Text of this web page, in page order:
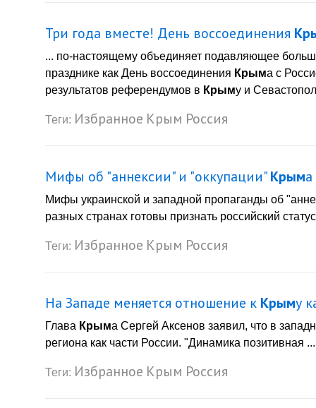
Три года вместе! День воссоединения
... по-настоящему объединяет подавляющее
празднике как День воссоединения Крыма с
результатов референдумов в Крыму и
Теги: Избранное Крым Россия
Мифы об "аннексии" и "оккупации"Крым
Мифы украинской и западной пропаганды об
разных странах готовы признать российский
Теги: Избранное Крым Россия
На Западе меняется отношение к Крыму
Глава Крыма Сергей Аксенов заявил, что в
региона как части России. "Динамика позитивная ...
Теги: Избранное Крым Россия